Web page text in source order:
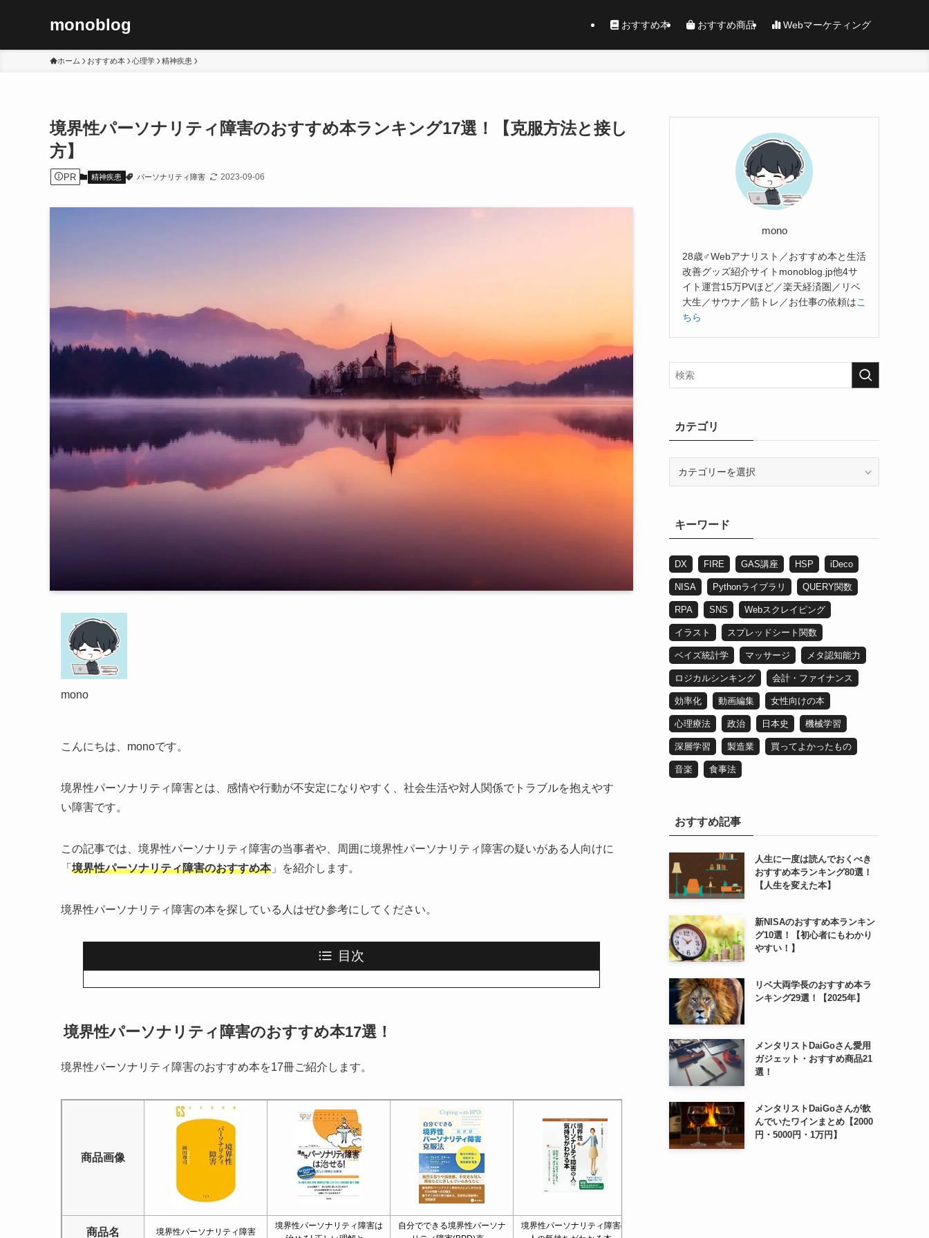
monoblog おすすめ本 おすすめ商品 Webマーケティング
ホーム おすすめ本 心理学 精神疾患
境界性パーソナリティ障害のおすすめ本ランキング17選！【克服方法と接し
方】
PR 精神疾患 パーソナリティ障害 2023-09-06
mono
こんにちは、monoです。
境界性パーソナリティ障害とは、感情や行動が不安定になりやすく、社会生活や対人関係でトラブルを抱えやす
い障害です。
この記事では、境界性パーソナリティ障害の当事者や、周囲に境界性パーソナリティ障害の疑いがある人向けに
「 境界性パーソナリティ障害のおすすめ本」を紹介します。
境界性パーソナリティ障害の本を探している人はぜひ参考にしてください。
目次
境界性パーソナリティ障害のおすすめ本17選！
境界性パーソナリティ障害のおすすめ本を17冊ご紹介します。
商品画像
商品名 境界性パーソナリティ障害
境界性パーソナリティ障害は
自分でできる境界性パーソナ
境界性パーソナリティ障害の
mono
28歳♂Webアナリスト／おすすめ本と生活
改善グッズ紹介サイトmonoblog.jp他4サ
イト運営15万PVほど／楽天経済圏／リベ
大生／サウナ／筋トレ／お仕事の依頼はこ
ちら
カテゴリ
キーワード
DX FIRE GAS講座 HSP iDeco
NISA Pythonライブラリ QUERY関数
RPA SNS Webスクレイピング
イラスト スプレッドシート関数
ベイズ統計学 マッサージ メタ認知能力
ロジカルシンキング 会計・ファイナンス
効率化 動画編集 女性向けの本
心理療法 政治 日本史 機械学習
深層学習 製造業 買ってよかったもの
音楽 食事法
おすすめ記事
人生に一度は読んでおくべき
おすすめ本ランキング80選！
【人生を変えた本】
新NISAのおすすめ本ランキン
グ10選！【初心者にもわかり
やすい！】
リベ大両学長のおすすめ本ラ
ンキング29選！【2025年】
メンタリストDaiGoさん愛用
ガジェット・おすすめ商品21
選！
メンタリストDaiGoさんが飲
んでいたワインまとめ【2000
円・5000円・1万円】